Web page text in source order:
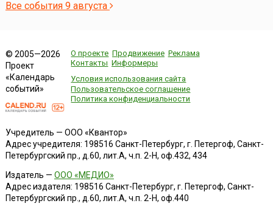
Все события 9 августа
© 2005—2026
Проект
«Календарь
событий»
О проекте Продвижение Реклама
Контакты Информеры
Условия использования сайта
Пользовательское соглашение
Политика конфиденциальности
Учредитель — ООО «Квантор»
Адрес учредителя: 198516 Санкт-Петербург, г. Петергоф, Санкт-
Петербургский пр., д.60, лит.А, ч.п. 2-Н, оф.432, 434
Издатель — ООО «МЕДИО»
Адрес издателя: 198516 Санкт-Петербург, г. Петергоф, Санкт-
Петербургский пр., д.60, лит.А, ч.п. 2-Н, оф.440